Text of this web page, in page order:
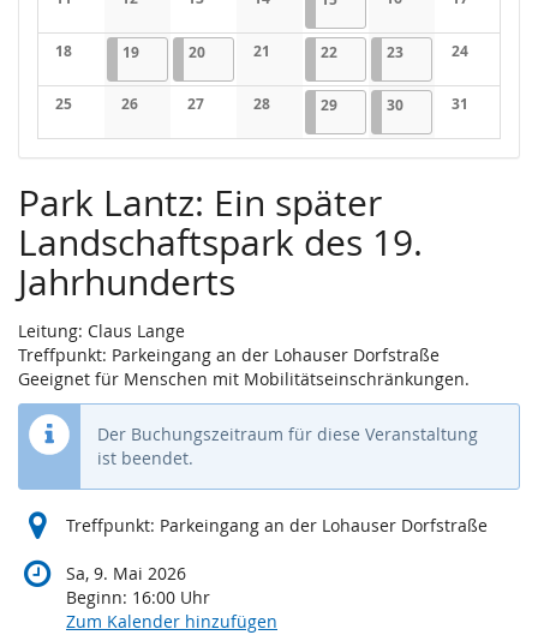
Keine Veranstaltungen
Keine Veranstaltungen
Keine Veranstaltungen
Keine Veranstaltungen
Keine Keine
18
Keine Veranstaltungen
1919.05.2026
1 Veranstaltung
2020.05.2026
1 Veranstaltung
21
Keine Veranstaltungen
2222.05.2026
1 Veranstaltung
2323.05.2026
1 Veranstaltung
24
Keine
25
Keine Veranstaltungen
26
Keine Veranstaltungen
27
Keine Veranstaltungen
28
Keine Veranstaltungen
2929.05.2026
1 Veranstaltung
3030.05.2026
1 Veranstaltung
31
Keine
Park Lantz: Ein später
Landschaftspark des 19.
Jahrhunderts
Leitung: Claus Lange
Treffpunkt: Parkeingang an der Lohauser Dorfstraße
Geeignet für Menschen mit Mobilitätseinschränkungen.
Der Buchungszeitraum für diese Veranstaltung
ist beendet.
Treffpunkt: Parkeingang an der Lohauser Dorfstraße
Sa, 9. Mai 2026
Beginn: 16:00 Uhr
Zum Kalender hinzufügen